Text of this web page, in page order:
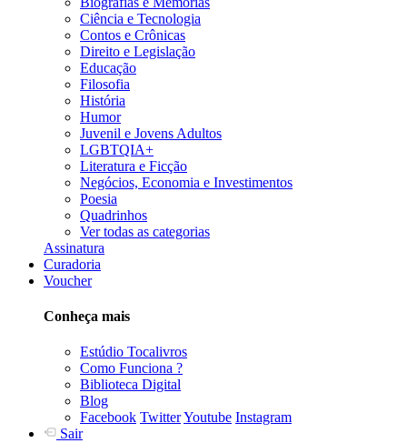
Ciência e Tecnologia
Contos e Crônicas
Direito e Legislação
Educação
Filosofia
História
Humor
Juvenil e Jovens Adultos
LGBTQIA+
Literatura e Ficção
Negócios, Economia e Investimentos
Poesia
Quadrinhos
Ver todas as categorias
Assinatura
Curadoria
Voucher
Conheça mais
Estúdio Tocalivros
Como Funciona ?
Biblioteca Digital
Blog
Facebook TwitterYoutube Instagram
Sair